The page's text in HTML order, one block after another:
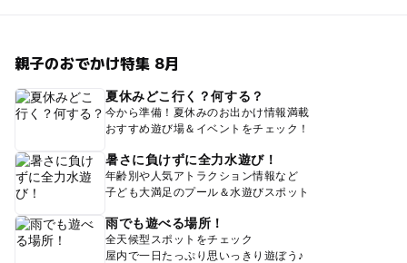
親子のおでかけ特集 8月
夏休みどこ行く？何する？
今から準備！夏休みのお出かけ情報満載
おすすめ遊び場＆イベントをチェック！
暑さに負けずに全力水遊び！
年齢別や人気アトラクション情報など
子ども大満足のプール＆水遊びスポット
雨でも遊べる場所！
全天候型スポットをチェック
屋内で一日たっぷり思いっきり遊ぼう♪